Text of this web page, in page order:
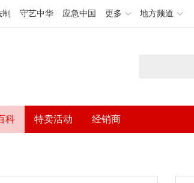
守艺中华 应急中国 更多 地方频道
科 特卖活动 经销商